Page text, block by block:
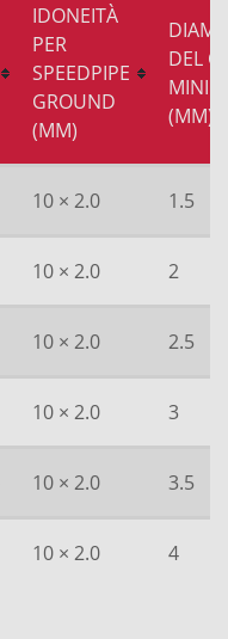
IDONEITÀ
PER
SPEEDPIPE
GROUND
(MM)
DEL
(MM)
10 × 2.0 1.5
10 × 2.0 2
10 × 2.0 2.5
10 × 2.0 3
10 × 2.0 3.5
10 × 2.0 4